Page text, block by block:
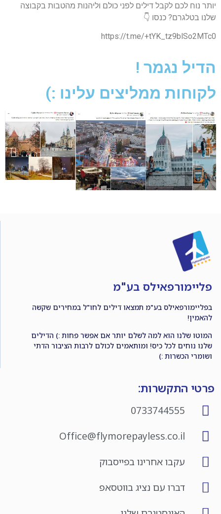
יותר נוח לכם לקבל דילים לפני כולם וליהנות מהטבות בקבוצה
שלנו בטלגרם? כנסו 👇
https://t.me/+tYK_tz9blSo2MTc0
הדיל נגמר !
לקוחות ממליצים עלינו :)
פליימורפאילס בע"מ
בפליימורפאילס בע"מ תמצאו דילים לחו"ל במחירים שקשה
להאמין!
המוטו שלנו הוא למה לשלם יותר אם אפשר פחות :) הדילים
שלנו נוחים לכל כיס! ומותאמים לכולם לרבות הציבור הדתי
ושומרי הכשרות :)
פרטי התקשרות:
0733744555
Office@flymorepayless.co.il
עקבו אחרינו בפייסבוק
דברו עם נציג בווטסאפ